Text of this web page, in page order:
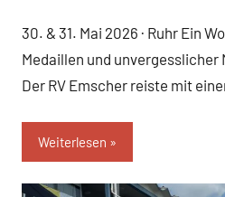
30. & 31. Mai 2026 · Ruhr Ein
Medaillen und unvergesslicher
Der RV Emscher reiste mit
Weiterlesen